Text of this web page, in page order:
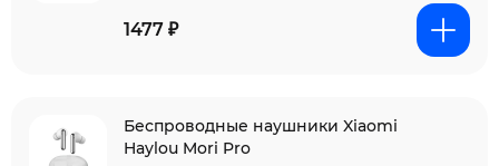
1477 ₽
Беспроводные наушники Xiaomi
Haylou Mori Pro